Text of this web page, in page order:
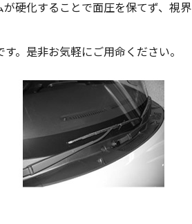
硬化することで面圧を保てず、視界
。是非お気軽にご用命ください。